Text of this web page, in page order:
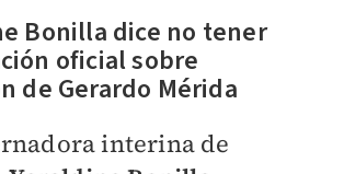
Bonilla dice no tener
oficial sobre
de Gerardo Mérida
interina de